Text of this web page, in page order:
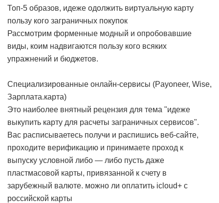
Топ-5 образов, идеже одолжить виртуальную карту
пользу кого заграничных покупок
Рассмотрим форменные модный и опробовавшие
виды, коим надвигаются пользу кого всяких
упражнений и бюджетов.
Специализированные онлайн-сервисы (Payoneer, Wise,
Зарплата.карта)
Это наиболее внятный рецензия для тема "идеже
выкупить карту для расчеты заграничных сервисов".
Вас расписываетесь получи и распишись веб-сайте,
проходите верификацию и принимаете проход к
выпуску условной либо — либо пусть даже
пластмасовой карты, привязанной к счету в
зарубежный валюте. можно ли оплатить icloud+ с
российской карты